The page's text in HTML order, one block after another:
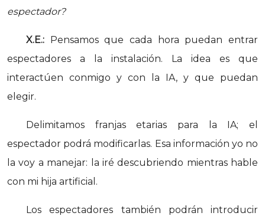
espectador?
X.E.: Pensamos que cada hora puedan entrar
espectadores a la instalación. La idea es que
interactúen conmigo y con la IA, y que puedan
elegir.
Delimitamos franjas etarias para la IA; el
espectador podrá modificarlas. Esa información yo no
la voy a manejar: la iré descubriendo mientras hable
con mi hija artificial.
Los espectadores también podrán introducir